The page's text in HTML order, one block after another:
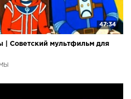
47:34
| Советский мультфильм для